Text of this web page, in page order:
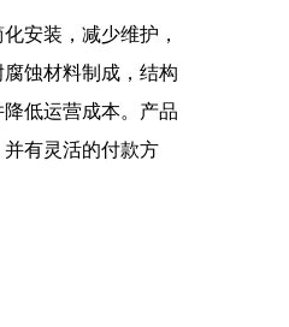
安装，减少维护，
蚀材料制成，结构
低运营成本。产品
有灵活的付款方